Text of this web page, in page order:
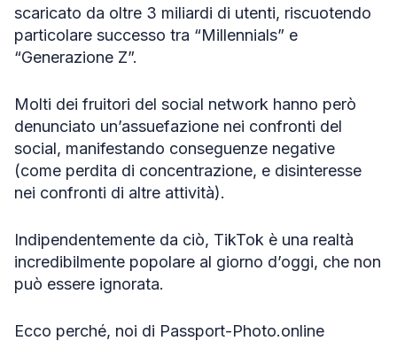
Fonti
scaricato da oltre 3 miliardi di utenti, riscuotendo
particolare successo tra “Millennials” e
“Generazione Z”.
Molti dei fruitori del social network hanno però
denunciato un’assuefazione nei confronti del
social, manifestando conseguenze negative
(come perdita di concentrazione, e disinteresse
nei confronti di altre attività).
Indipendentemente da ciò, TikTok è una realtà
incredibilmente popolare al giorno d’oggi, che non
può essere ignorata.
Ecco perché, noi di Passport-Photo.online